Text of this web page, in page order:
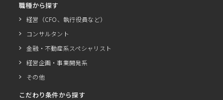
職種から探す
経営（CFO、執行役員など）
コンサルタント
金融・不動産系スペシャリスト
経営企画・事業開発系
その他
こだわり条件から探す